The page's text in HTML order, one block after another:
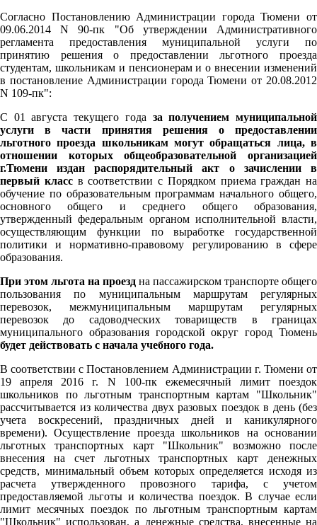
Согласно Постановлению Администрации города Тюмени от
09.06.2014 N 90-пк "Об утверждении Административного
регламента предоставления муниципальной услуги по
принятию решения о предоставлении льготного проезда
студентам, школьникам и пенсионерам и о внесении изменений
в постановление Администрации города Тюмени от 20.08.2012
N 109-пк":
С 01 августа текущего года за получением муниципальной
услуги в части принятия решения о предоставлении
льготного проезда школьникам могут обращаться лица, в
отношении которых общеобразовательной организацией
г.Тюмени издан распорядительный акт о зачислении в
первый классв соответствии с Порядком приема граждан на
обучение по образовательным программам начального общего,
основного общего и среднего общего образования,
утвержденный федеральным органом исполнительной власти,
осуществляющим функции по выработке государственной
политики и нормативно-правовому регулированию в сфере
образования.
При этом льгота на проезд на пассажирском транспорте общего
пользования по муниципальным маршрутам регулярных
перевозок, межмуниципальным маршрутам регулярных
перевозок до садоводческих товариществ в границах
муниципального образования городской округ город Тюмень
будет действовать с начала учебного года.
В соответствии с Постановлением Администрации г. Тюмени от
19 апреля 2016 г. N 100-пк ежемесячный лимит поездок
школьников по льготным транспортным картам "Школьник"
рассчитывается из количества двух разовых поездок в день (без
учета воскресений, праздничных дней и каникулярного
времени). Осуществление проезда школьников на основании
льготных транспортных карт "Школьник" возможно после
внесения на счет льготных транспортных карт денежных
средств, минимальный объем которых определяется исходя из
расчета утвержденного провозного тарифа, с учетом
предоставляемой льготы и количества поездок. В случае если
лимит месячных поездок по льготным транспортным картам
"Школьник" использован, а денежные средства, внесенные на